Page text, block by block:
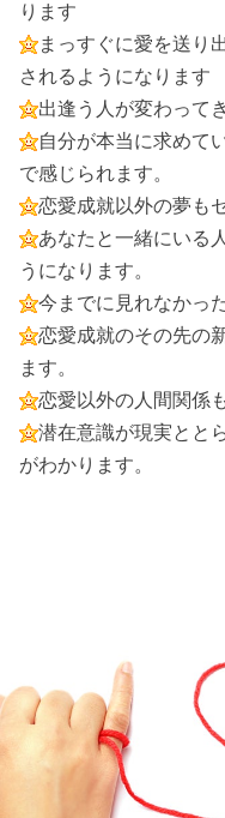
ります
まっすぐに愛を送り
されるようになります
出逢う人が変わって
自分が本当に求めて
で感じられます。
恋愛成就以外の夢も
あなたと一緒にいる
うになります。
今までに見れなかっ
恋愛成就のその先の
ます。
恋愛以外の人間関係
潜在意識が現実とと
がわかります。